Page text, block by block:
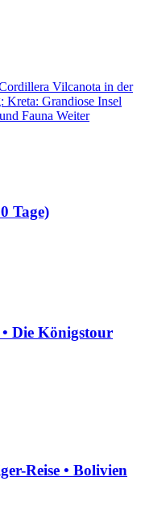
Vilcanota in der
Kreta: Grandiose Insel
Fauna Weiter
Tage)
Die Königstour
Reise • Bolivien